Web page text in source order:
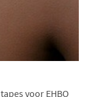
voor EHBO